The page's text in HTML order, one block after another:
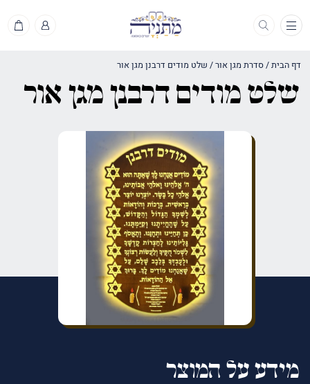
תפריט
דף הבית/סדרת מגן אור/ שלט מודים דרבנן מגן אור
שלט מודים דרבנן מגן אור
מידע על המוצר